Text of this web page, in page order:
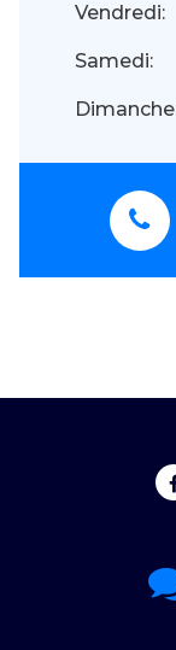
Vendredi:
Samedi: